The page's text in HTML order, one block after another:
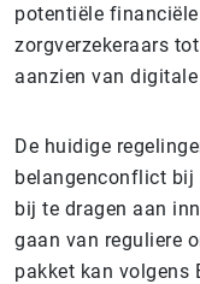
potentiële
zorgverzekeraars
aanzien van
De huidige
belangenconflict bij
bij te dragen aan
gaan van reguliere
pakket kan volgens